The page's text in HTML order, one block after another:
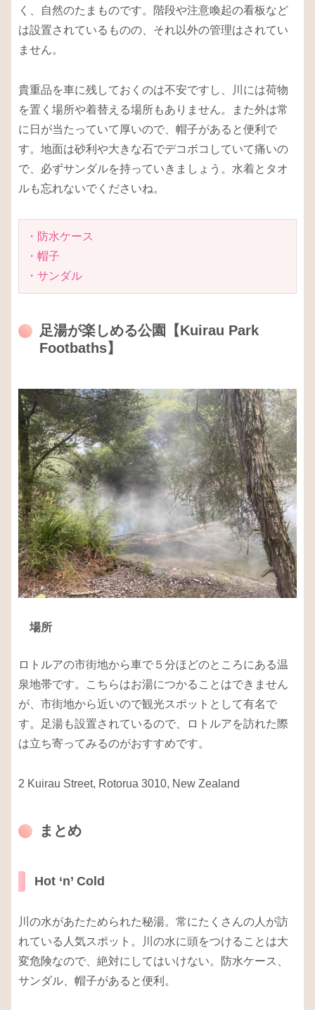
く、自然のたまものです。階段や注意喚起の看板など
は設置されているものの、それ以外の管理はされてい
ません。
貴重品を車に残しておくのは不安ですし、川には荷物
を置く場所や着替える場所もありません。また外は常
に日が当たっていて厚いので、帽子があると便利で
す。地面は砂利や大きな石でデコボコしていて痛いの
で、必ずサンダルを持っていきましょう。水着とタオ
ルも忘れないでくださいね。
・防水ケース
・帽子
・サンダル
足湯が楽しめる公園【Kuirau Park
Footbaths】
場所
ロトルアの市街地から車で５分ほどのところにある温
泉地帯です。こちらはお湯につかることはできません
が、市街地から近いので観光スポットとして有名で
す。足湯も設置されているので、ロトルアを訪れた際
は立ち寄ってみるのがおすすめです。
2 Kuirau Street, Rotorua 3010, New Zealand
まとめ
Hot ‘n’ Cold
川の水があたためられた秘湯。常にたくさんの人が訪
れている人気スポット。川の水に頭をつけることは大
変危険なので、絶対にしてはいけない。防水ケース、
サンダル、帽子があると便利。